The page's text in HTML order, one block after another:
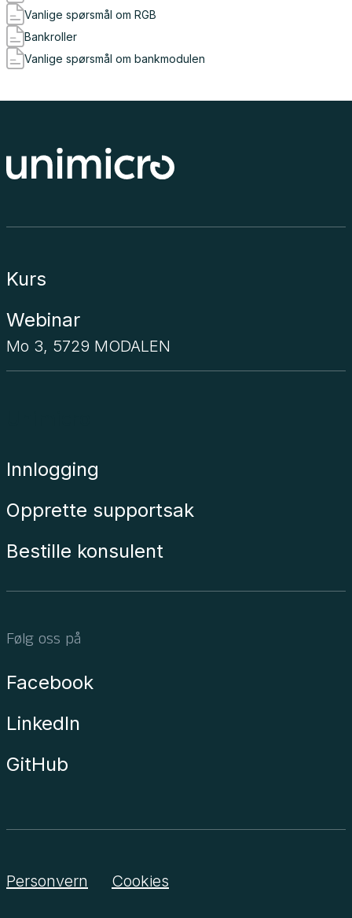
Vanlige spørsmål om RGB
Bankroller
Vanlige spørsmål om bankmodulen
Kurs
Webinar
Mo 3, 5729 MODALEN
Innlogging
Opprette supportsak
Bestille konsulent
Følg oss på
Facebook
LinkedIn
GitHub
Personvern Cookies